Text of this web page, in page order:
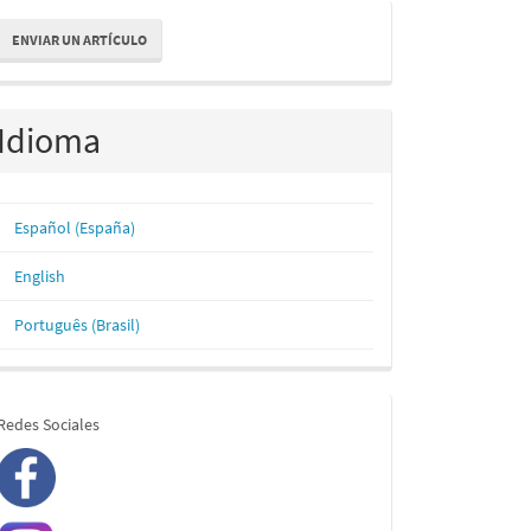
ENVIAR UN ARTÍCULO
Idioma
Español (España)
English
Português (Brasil)
Sociales